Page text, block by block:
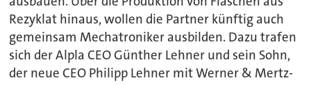
Rezyklat hinaus, wollen die Partner künftig auch
gemeinsam Mechatroniker ausbilden. Dazu trafen
sich der Alpla CEO Günther Lehner und sein Sohn,
der neue CEO Philipp Lehner mit Werner & Mertz-